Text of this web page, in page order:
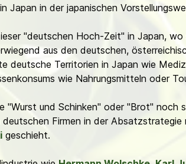
Japan in der japanischen
"deutschen Hoch-Zeit" in Japan,
aus den deutschen,
deutsche Territorien in Japan wie
wie Nahrungsmitteln oder
und Schinken" oder "Brot" noch
Firmen in der
geschieht.